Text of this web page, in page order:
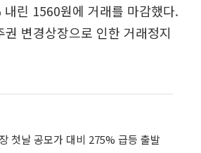
린 1560원에 거래를 마감했다.
변경상장으로 인한 거래정지
첫날 공모가 대비 275% 급등 출발